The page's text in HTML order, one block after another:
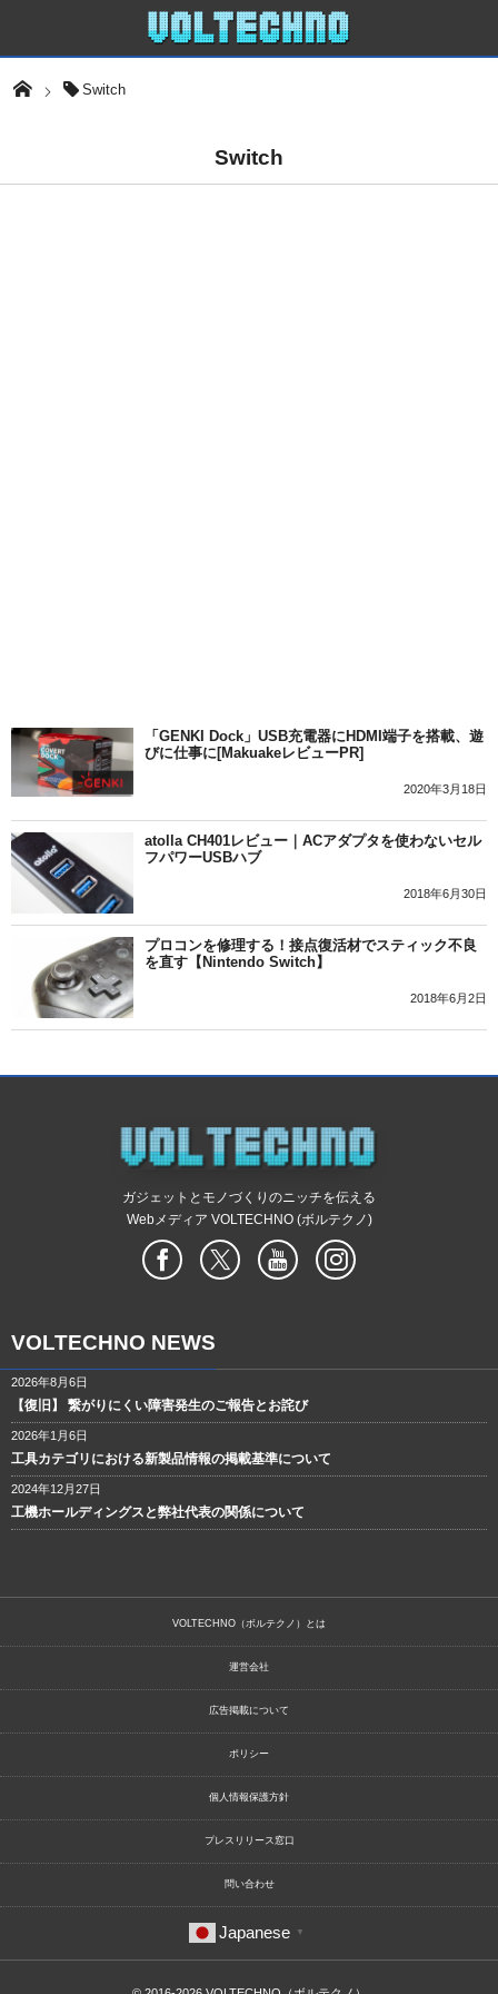
Switch
Switch
「GENKI Dock」USB充電器にHDMI端子を搭載、遊
びに仕事に[MakuakeレビューPR]
2020年3月18日
atolla CH401レビュー｜ACアダプタを使わないセル
フパワーUSBハブ
2018年6月30日
プロコンを修理する！接点復活材でスティック不良
を直す【Nintendo Switch】
2018年6月2日
ガジェットとモノづくりのニッチを伝える
Webメディア VOLTECHNO (ボルテクノ)
VOLTECHNO NEWS
2026年8月6日
【復旧】 繋がりにくい障害発生のご報告とお詫び
2026年1月6日
工具カテゴリにおける新製品情報の掲載基準について
2024年12月27日
工機ホールディングスと弊社代表の関係について
VOLTECHNO（ボルテクノ）とは
運営会社
広告掲載について
ポリシー
個人情報保護方針
プレスリリース窓口
問い合わせ
Japanese ▼